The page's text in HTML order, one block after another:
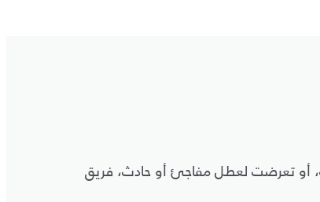
أو تعرضت لعطل مفاجئ أو حادث، فريق